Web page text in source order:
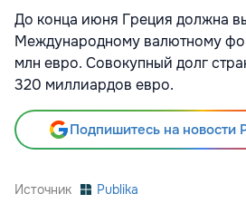
До конца июня Греция должна
Международному валютному
млн евро. Совокупный долг
320 миллиардов евро.
Подпишитесь на новости
Источник Publika